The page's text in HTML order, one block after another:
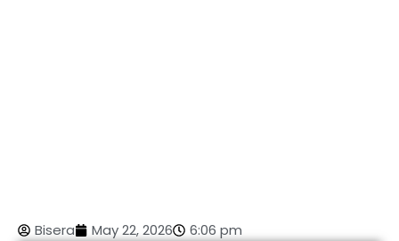
Bisera May 22, 2026 6:06 pm